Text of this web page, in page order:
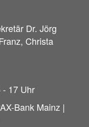
Dr. Jörg
Christa
17 Uhr
Bank Mainz |